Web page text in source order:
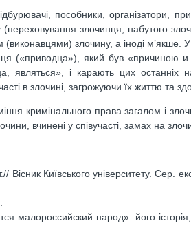
пособники, організатори,
злочинця, набутого
(виконавцями) злочину, а іноді
(«приводца»), який був «причиною
і карають цих останніх
в злочині, загрожуючи їх життю та
кримінального права загалом і
вчинені у співучасті, замах на
Київського університету. Сер.
малороссийский народ»: його